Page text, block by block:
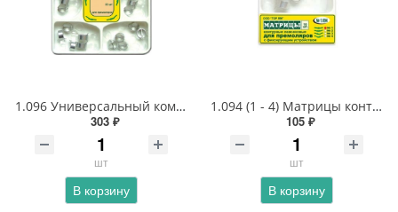
1.096 Универсальный комплект матриц контурных лавсановых 8 - ми типов с фиксирующим устройством
303 ₽
шт
В корзину
1.094 (1 - 4) Матрицы контурные лавсановые для премоляров одной формы с фиксирующим устройством
105 ₽
шт
В корзину